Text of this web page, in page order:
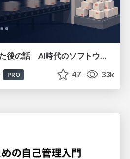
開発が速く安くなった後の話 AI時代のソフトウェアエンジニアリング組織論 #devsumi
PRO 47 33k